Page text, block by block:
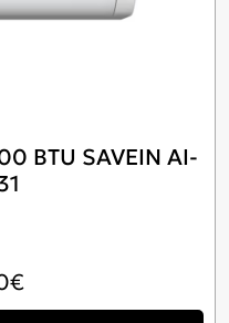
BTU SAVEIN AI-
€